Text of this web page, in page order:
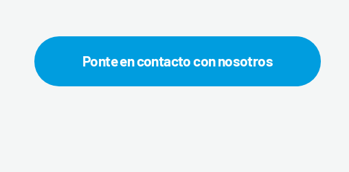
Ponte en contacto con nosotros